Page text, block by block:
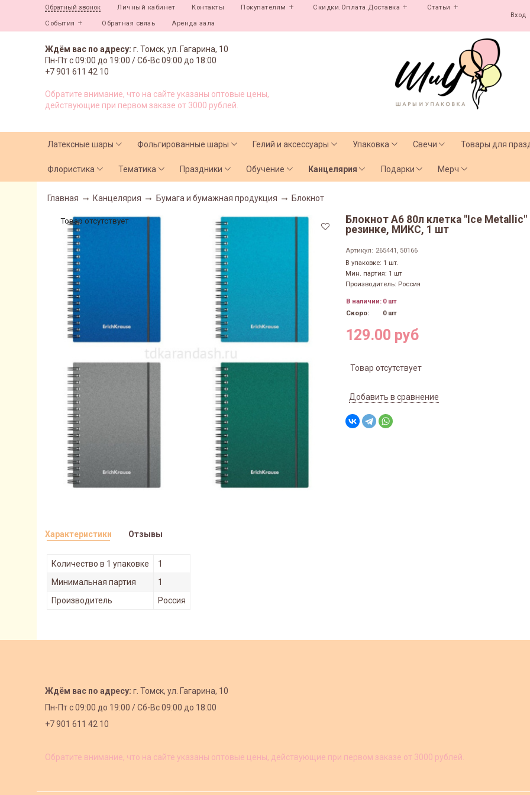
Обратный звонок Личный кабинет Контакты Покупателям Скидки.Оплата.Доставка Статьи
События Обратная связь Аренда зала
Вход
Ждём вас по адресу: г. Томск, ул. Гагарина, 10
Пн-Пт с09:00 до 19:00 /Сб-Вс 09:00 до 18:00
+7 901 611 42 10
Обратите внимание, что на сайте указаны оптовые цены,
действующие при первом заказе от 3000 рублей.
Латексные шары Фольгированные шары Гелий и аксессуары Упаковка Свечи Товары для
Флористика Тематика Праздники Обучение Канцелярия Подарки Мерч
Главная Канцелярия Бумага и бумажная продукция Блокнот
Товар отсутствует
Блокнот А6 80л клетка "Ice
резинке, МИКС, 1 шт
Артикул: 265441, 50166
В упаковке: 1 шт.
Мин. партия: 1 шт
Производитель: Россия
В наличии: 0 шт
Скоро:
0 шт
129.00 руб
Товар отсутствует
Добавить в сравнение
Характеристики
Количество в 1 упаковке
1
Минимальная партия
1
Производитель
Россия
Отзывы
Ждём вас по адресу: г. Томск, ул. Гагарина, 10
Пн-Пт с09:00 до 19:00 /Сб-Вс 09:00 до 18:00
+7 901 611 42 10
Обратите внимание, что на сайте указаны оптовые цены, действующие при первом заказе от 3000 рублей.